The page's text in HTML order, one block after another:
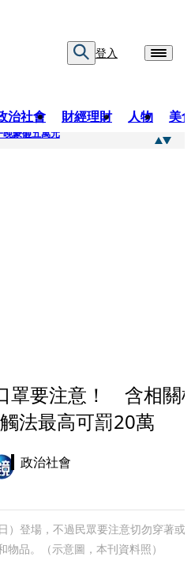
登入
治社會 財經理財 人物 美
豪砸五萬元
罩要注意！ 含相關
法最高可罰20萬
政治社會
）登場，不過民眾要注意切勿穿著或
物品。（示意圖，本刊資料照）